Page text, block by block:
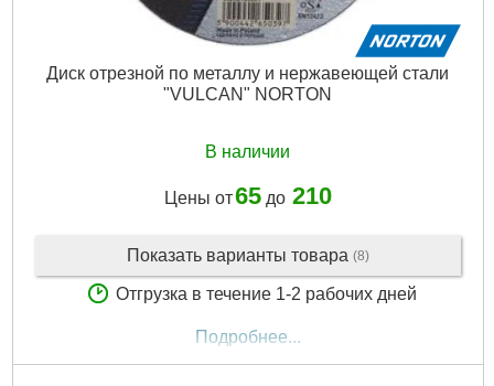
Диск отрезной по металлу и нержавеющей стали
"VULCAN" NORTON
В наличии
Цены от65до 210
Показать варианты товара (8)
Отгрузка в течение 1-2 рабочих дней
Подробнее...